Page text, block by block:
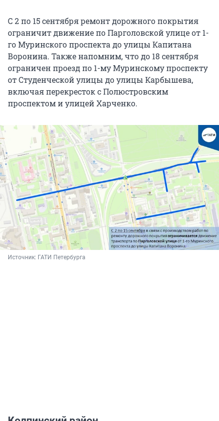
С 2 по 15 сентября ремонт дорожного покрытия
ограничит движение по Парголовской улице от 1-
го Муринского проспекта до улицы Капитана
Воронина. Также напомним, что до 18 сентября
ограничен проезд по 1-му Муринскому проспекту
от Студенческой улицы до улицы Карбышева,
включая перекресток с Полюстровским
проспектом и улицей Харченко.
Источник: ГАТИ Петербурга